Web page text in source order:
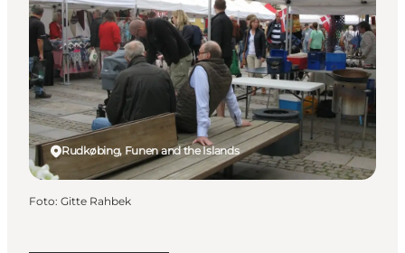
Rudkøbing, Funen and the Islands
Foto: Gitte Rahbek